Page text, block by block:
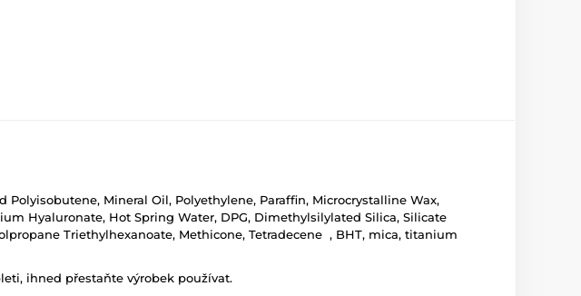
Mineral Oil, Polyethylene, Paraffin, Microcrystalline Wax,
Hyaluronate, Hot Spring Water, DPG, Dimethylsilylated Silica, Silicate
Triethylhexanoate, Methicone, Tetradecene , BHT, mica, titanium
ihned přestaňte výrobek používat.